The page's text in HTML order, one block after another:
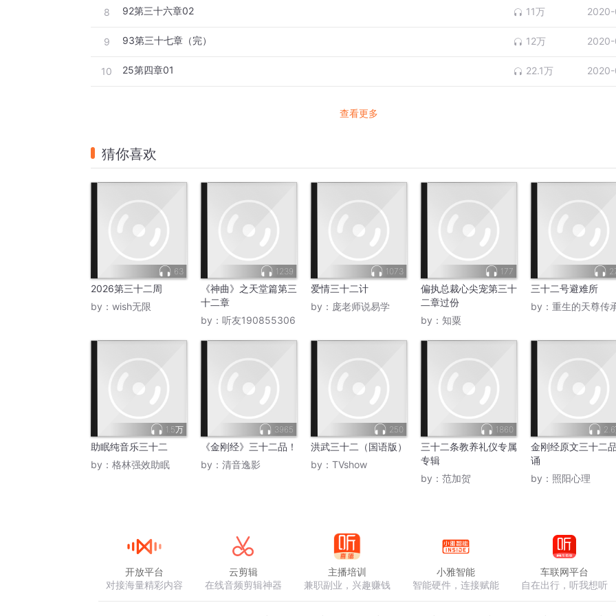
8 92第三十六章02 11万
9 93第三十七章（完） 12万
10 25第四章01 22.1万
查看更多
猜你喜欢
63
2026第三十二周
by： wish无限
1239
《神曲》之天堂篇第三
十二章
by： 听友190855306
1073
爱情三十二计
by： 庞老师说易学
177
偏执总裁心尖宠第三十
二章过份
by： 知粟
三十二号避难所
by： 重生的天尊传
1.5万
助眠纯音乐三十二
by： 格林强效助眠
3965
《金刚经》三十二品！
by： 清音逸影
250
洪武三十二（国语版）
by： TVshow
1860
三十二条教养礼仪专属
专辑
by： 范加贺
金刚经原文三十二
诵
by： 照阳心理
开放平台
对接海量精彩内容
云剪辑
在线音频剪辑神器
主播培训
兼职副业，兴趣赚钱
小雅智能
智能硬件，连接赋能
车联网平台
自在出行，听我想听